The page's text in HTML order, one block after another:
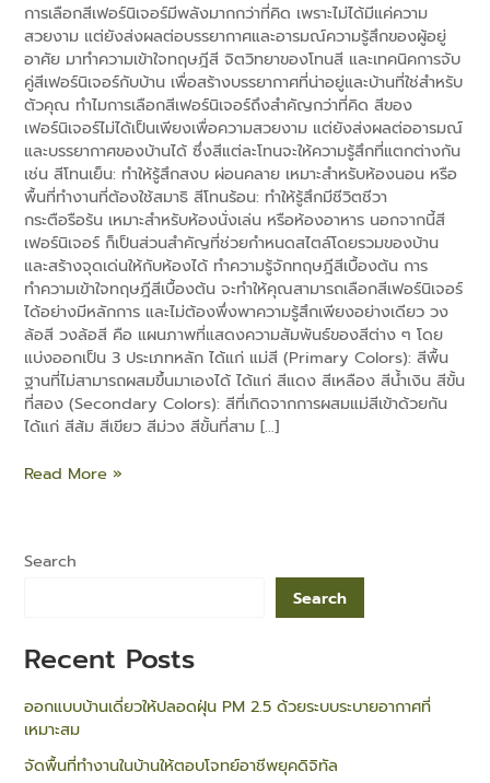
การเลือกสีเฟอร์นิเจอร์มีพลังมากกว่าที่คิด เพราะไม่ได้มีแค่ความ
สวยงาม แต่ยังส่งผลต่อบรรยากาศและอารมณ์ความรู้สึกของผู้อยู่
อาศัย มาทำความเข้าใจทฤษฎีสี จิตวิทยาของโทนสี และเทคนิคการจับ
คู่สีเฟอร์นิเจอร์กับบ้าน เพื่อสร้างบรรยากาศที่น่าอยู่และบ้านที่ใช่สำหรับ
ตัวคุณ ทำไมการเลือกสีเฟอร์นิเจอร์ถึงสำคัญกว่าที่คิด สีของ
เฟอร์นิเจอร์ไม่ได้เป็นเพียงเพื่อความสวยงาม แต่ยังส่งผลต่ออารมณ์
และบรรยากาศของบ้านได้ ซึ่งสีแต่ละโทนจะให้ความรู้สึกที่แตกต่างกัน
เช่น สีโทนเย็น: ทำให้รู้สึกสงบ ผ่อนคลาย เหมาะสำหรับห้องนอน หรือ
พื้นที่ทำงานที่ต้องใช้สมาธิ สีโทนร้อน: ทำให้รู้สึกมีชีวิตชีวา
กระตือรือร้น เหมาะสำหรับห้องนั่งเล่น หรือห้องอาหาร นอกจากนี้สี
เฟอร์นิเจอร์ ก็เป็นส่วนสำคัญที่ช่วยกำหนดสไตล์โดยรวมของบ้าน
และสร้างจุดเด่นให้กับห้องได้ ทำความรู้จักทฤษฎีสีเบื้องต้น การ
ทำความเข้าใจทฤษฎีสีเบื้องต้น จะทำให้คุณสามารถเลือกสีเฟอร์นิเจอร์
ได้อย่างมีหลักการ และไม่ต้องพึ่งพาความรู้สึกเพียงอย่างเดียว วง
ล้อสี วงล้อสี คือ แผนภาพที่แสดงความสัมพันธ์ของสีต่าง ๆ โดย
แบ่งออกเป็น 3 ประเภทหลัก ได้แก่ แม่สี (Primary Colors): สีพื้น
ฐานที่ไม่สามารถผสมขึ้นมาเองได้ ได้แก่ สีแดง สีเหลือง สีน้ำเงิน สีขั้น
ที่สอง (Secondary Colors): สีที่เกิดจากการผสมแม่สีเข้าด้วยกัน
ได้แก่ สีส้ม สีเขียว สีม่วง สีขั้นที่สาม […]
Read More »
Search
Search
Recent Posts
ออกแบบบ้านเดี่ยวให้ปลอดฝุ่น PM 2.5 ด้วยระบบระบายอากาศที่
เหมาะสม
จัดพื้นที่ทำงานในบ้านให้ตอบโจทย์อาชีพยุคดิจิทัล